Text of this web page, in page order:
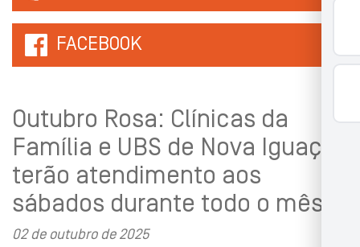
FACEBOOK
Outubro Rosa: Clínicas da
Família e UBS de Nova Iguaçu
terão atendimento aos
sábados durante todo o mês
02 de outubro de 2025